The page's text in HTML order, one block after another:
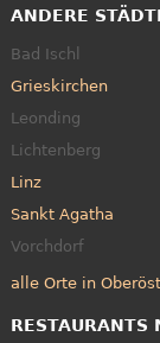
ANDERE
Bad Ischl
Grieskirchen
Leonding
Lichtenberg
Linz
Sankt Agatha
Vorchdorf
alle Orte in
RESTAURANTS